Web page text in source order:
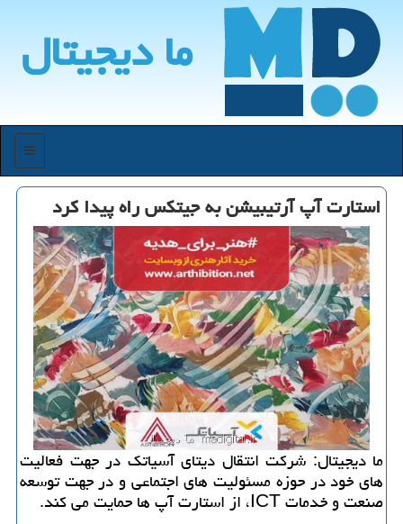
ما دیجیتال
منو
استارت آپ آرتیبیشن به جیتكس راه پیدا كرد
ما دیجیتال: شركت انتقال دیتای آسیاتك در جهت فعالیت
های خود در حوزه مسئولیت های اجتماعی و در جهت توسعه
صنعت و خدمات ICT، از استارت آپ ها حمایت می كند.